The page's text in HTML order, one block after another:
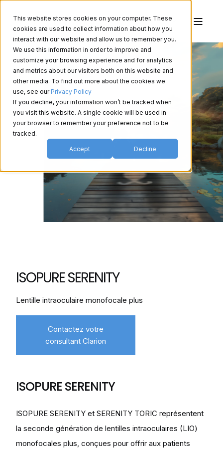
This website stores cookies on your computer. These
cookies are used to collect information about how you
interact with our website and allow us to remember you.
We use this information in order to improve and
customize your browsing experience and for analytics
and metrics about our visitors both on this website and
other media. To find out more about the cookies we
use, see our Privacy Policy
If you decline, your information won’t be tracked when
you visit this website. A single cookie will be used in
your browser to remember your preference not to be
tracked.
Accept Decline
ISOPURE SERENITY
Lentille intraoculaire monofocale plus
Contactez votre
consultant Clarion
ISOPURE SERENITY
ISOPURE SERENITY et SERENITY TORIC représentent
la seconde génération de lentilles intraoculaires (LIO)
monofocales plus, conçues pour offrir aux patients